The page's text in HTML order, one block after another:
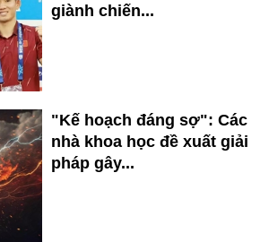
giành chiến...
"Kế hoạch đáng sợ": Các
nhà khoa học đề xuất giải
pháp gây...